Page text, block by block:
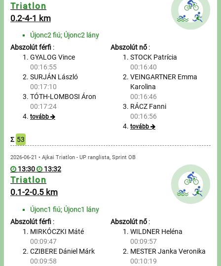
Impresszum
Triatlon
0.2-4-1 km
Újonc2 fiú; Újonc2 lány
Abszolút férfi :
GYALOG Vince
00:16:55
SURJÁN László
00:17:10
TÓTH-LOMBOSI Áron
00:17:24
tovább
Abszolút nő:
STOCK Patrícia
00:16:40
VEINGARTNER Emma
Karolina
00:16:46
RÁCZ Fanni
00:16:56
tovább
Σ 53
2026-06-21 • Ajkai Triatlon - UP ranglista, Sprint OB
13:30 13:32
Triatlon
0.1-2-0.5 km
Újonc1 fiú; Újonc1 lány
Abszolút férfi :
MIRKÓCZKI Máté
00:09:47
CZIBERE Dániel Márk
00:09:58
Abszolút nő:
WILDNER Heléna
00:09:57
MESTER Janka Veronika
00:10:19